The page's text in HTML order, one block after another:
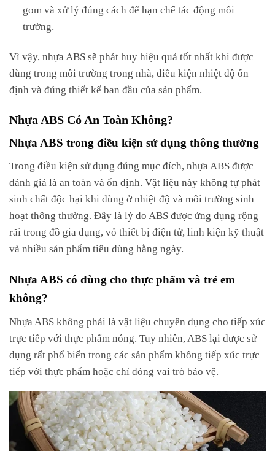
gom và xử lý đúng cách để hạn chế tác động môi
trường.
Vì vậy, nhựa ABS sẽ phát huy hiệu quả tốt nhất khi được
dùng trong môi trường trong nhà, điều kiện nhiệt độ ổn
định và đúng thiết kế ban đầu của sản phẩm.
Nhựa ABS Có An Toàn Không?
Nhựa ABS trong điều kiện sử dụng thông thường
Trong điều kiện sử dụng đúng mục đích, nhựa ABS được
đánh giá là an toàn và ổn định. Vật liệu này không tự phát
sinh chất độc hại khi dùng ở nhiệt độ và môi trường sinh
hoạt thông thường. Đây là lý do ABS được ứng dụng rộng
rãi trong đồ gia dụng, vỏ thiết bị điện tử, linh kiện kỹ thuật
và nhiều sản phẩm tiêu dùng hằng ngày.
Nhựa ABS có dùng cho thực phẩm và trẻ em
không?
Nhựa ABS không phải là vật liệu chuyên dụng cho tiếp xúc
trực tiếp với thực phẩm nóng. Tuy nhiên, ABS lại được sử
dụng rất phổ biến trong các sản phẩm không tiếp xúc trực
tiếp với thực phẩm hoặc chỉ đóng vai trò bảo vệ.